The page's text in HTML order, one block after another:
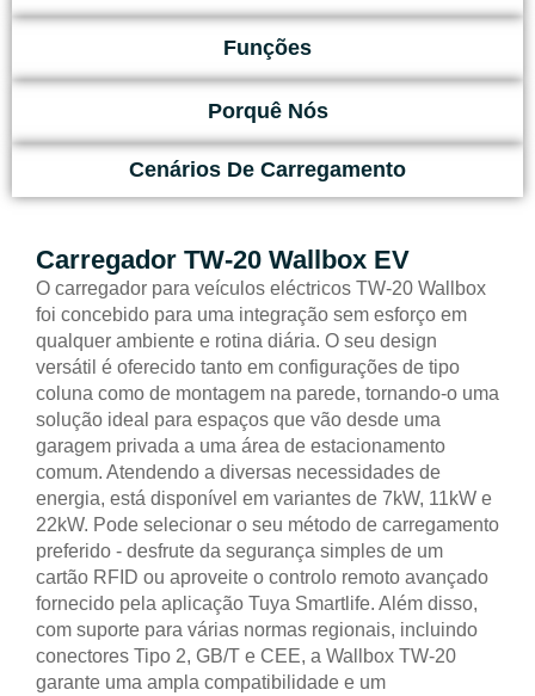
Funções
Porquê Nós
Cenários De Carregamento
Carregador TW-20 Wallbox EV
O carregador para veículos eléctricos TW-20 Wallbox
foi concebido para uma integração sem esforço em
qualquer ambiente e rotina diária. O seu design
versátil é oferecido tanto em configurações de tipo
coluna como de montagem na parede, tornando-o uma
solução ideal para espaços que vão desde uma
garagem privada a uma área de estacionamento
comum. Atendendo a diversas necessidades de
energia, está disponível em variantes de 7kW, 11kW e
22kW. Pode selecionar o seu método de carregamento
preferido - desfrute da segurança simples de um
cartão RFID ou aproveite o controlo remoto avançado
fornecido pela aplicação Tuya Smartlife. Além disso,
com suporte para várias normas regionais, incluindo
conectores Tipo 2, GB/T e CEE, a Wallbox TW-20
garante uma ampla compatibilidade e um